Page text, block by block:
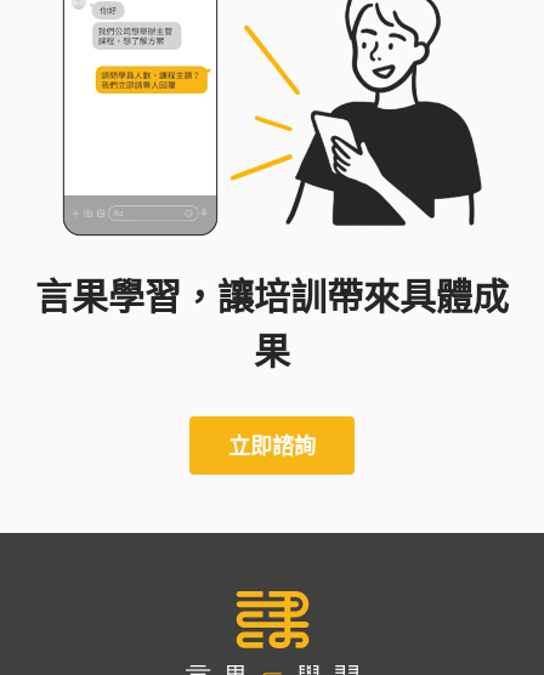
言果學習，讓培訓帶來具體成
果
立即諮詢